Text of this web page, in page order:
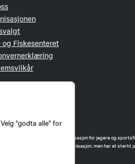
"godta alle" for
Fiskesenteret
eneste landsdekkende organisasjon for jegere og
Vi er en partipolitisk nøytral organisasjon, men har et